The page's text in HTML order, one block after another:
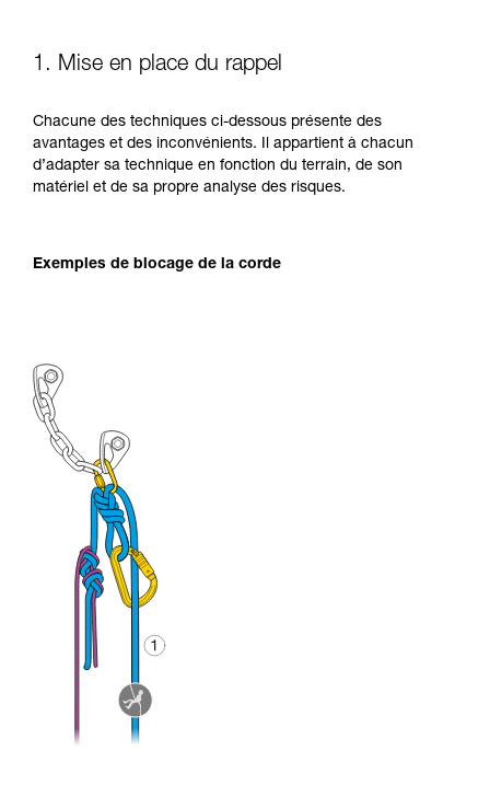
1. Mise en place du rappel
Chacune des techniques ci-dessous présente des
avantages et des inconvénients. Il appartient à chacun
d’adapter sa technique en fonction du terrain, de son
matériel et de sa propre analyse des risques.
Exemples de blocage de la corde